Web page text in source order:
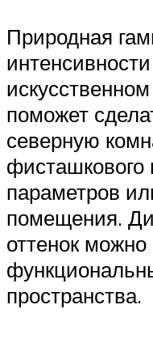
Природная
поможет
северную
фисташкового
параметров
помещения.
оттенок
пространства.